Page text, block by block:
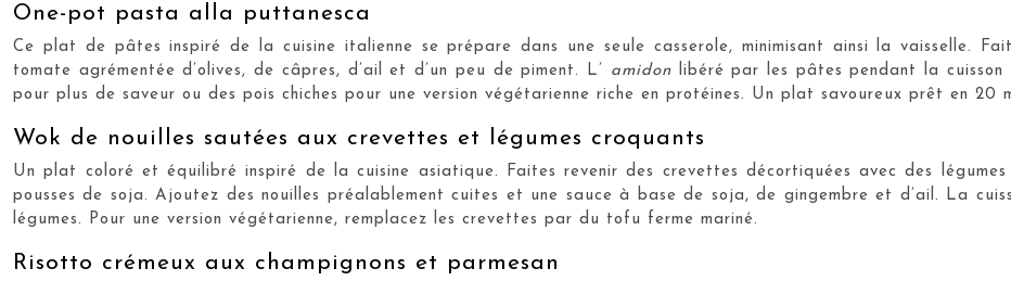
One-pot pasta alla puttanesca
Ce plat de pâtes inspiré de la cuisine italienne se prépare dans une seule casserole, minimisant ainsi la vaisselle.
tomate agrémentée d’olives, de câpres, d’ail et d’un peu de piment. L’ amidon libéré par les pâtes pendant la cuisson
pour plus de saveur ou des pois chiches pour une version végétarienne riche en protéines. Un plat savoureux prêt en 20
Wok de nouilles sautées aux crevettes et légumes croquants
Un plat coloré et équilibré inspiré de la cuisine asiatique. Faites revenir des crevettes décortiquées avec des
pousses de soja. Ajoutez des nouilles préalablement cuites et une sauce à base de soja, de gingembre et d’ail. La
légumes. Pour une version végétarienne, remplacez les crevettes par du tofu ferme mariné.
Risotto crémeux aux champignons et parmesan